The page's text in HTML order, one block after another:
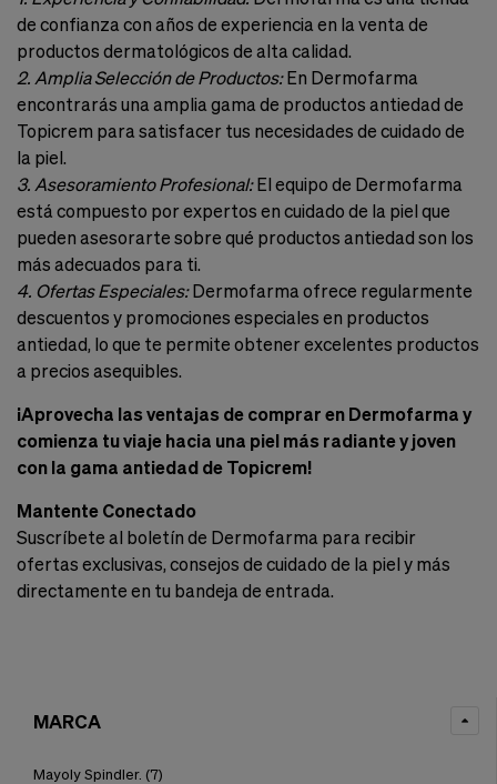
de confianza con años de experiencia en la venta de
productos dermatológicos de alta calidad.
2. Amplia Selección de Productos:En Dermofarma
encontrarás una amplia gama de productos antiedad de
Topicrem para satisfacer tus necesidades de cuidado de
la piel.
3. Asesoramiento Profesional:El equipo de Dermofarma
está compuesto por expertos en cuidado de la piel que
pueden asesorarte sobre qué productos antiedad son los
más adecuados para ti.
4. Ofertas Especiales:Dermofarma ofrece regularmente
descuentos y promociones especiales en productos
antiedad, lo que te permite obtener excelentes productos
a precios asequibles.
¡Aprovecha las ventajas de comprar en Dermofarma y
comienza tu viaje hacia una piel más radiante y joven
con la gama antiedad de Topicrem!
Mantente Conectado
Suscríbete al boletín de Dermofarma para recibir
ofertas exclusivas, consejos de cuidado de la piel y más
directamente en tu bandeja de entrada.
MARCA
Mayoly Spindler. (7)